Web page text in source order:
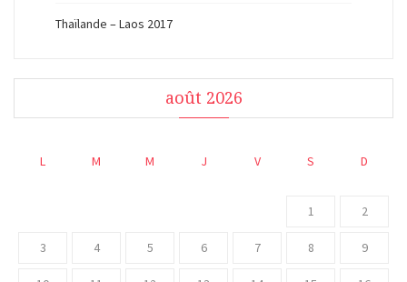
Thaïlande – Laos 2017
août 2026
L M M J V S D
1 2
3 4 5 6 7 8 9